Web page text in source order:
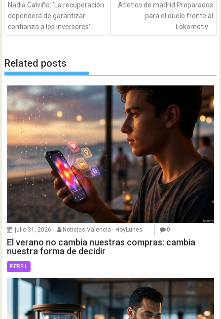
Nadia Calviño: ‘La recuperación
dependerá de garantizar
confianza a los inversores’
Atletico de madrid Preparados
para el duelo frente al
Lokomotiv
Related posts
julio 31, 2026 Noticias Valencia - HoyLunes 0
El verano no cambia nuestras compras: cambia
nuestra forma de decidir
PERFIL